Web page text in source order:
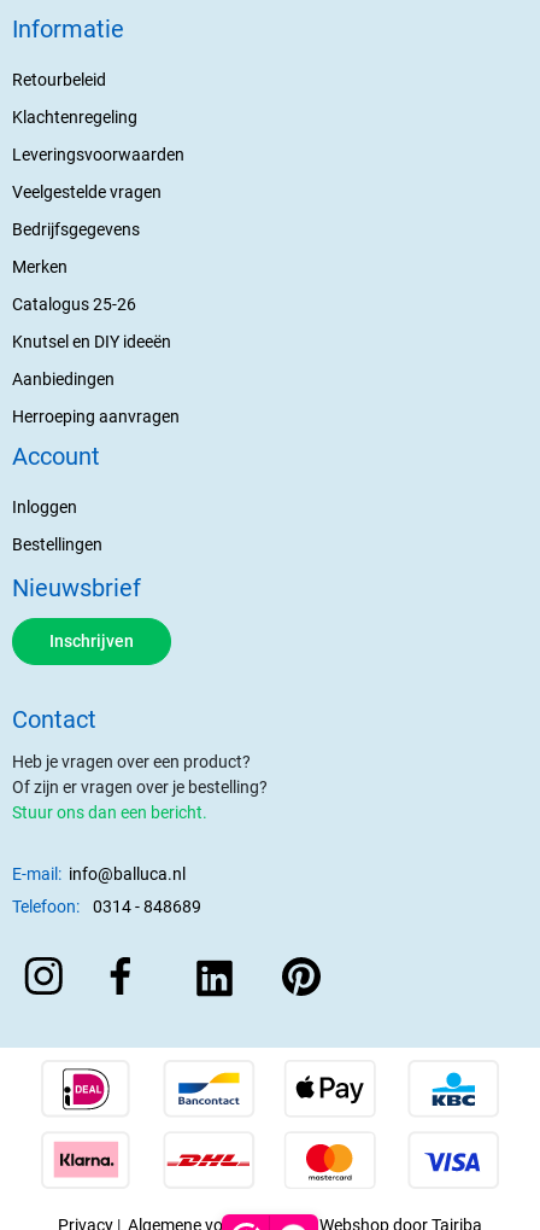
Informatie
Retourbeleid
Klachtenregeling
Leveringsvoorwaarden
Veelgestelde vragen
Bedrijfsgegevens
Merken
Catalogus 25-26
Knutsel en DIY ideeën
Aanbiedingen
Herroeping aanvragen
Account
Inloggen
Bestellingen
Nieuwsbrief
Inschrijven
Contact
Heb je vragen over een product?
Of zijn er vragen over je bestelling?
Stuur ons dan een bericht.
E-mail: info@balluca.nl
Telefoon:
0314 - 848689
Privacy | Algemene voorwaarden |Webshop door Tajriba